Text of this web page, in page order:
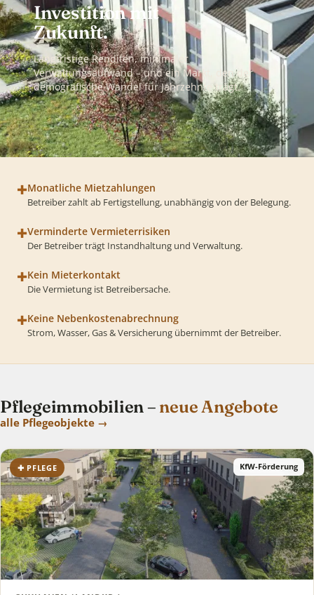
Investition mit
Zukunft.
Langfristige Renditen, minimaler
Verwaltungsaufwand – und ein Markt, den der
demografische Wandel für Jahrzehnte trägt.
✚Monatliche Mietzahlungen
Betreiber zahlt ab Fertigstellung, unabhängig von der Belegung.
✚Verminderte Vermieterrisiken
Der Betreiber trägt Instandhaltung und Verwaltung.
✚Kein Mieterkontakt
Die Vermietung ist Betreibersache.
✚Keine Nebenkostenabrechnung
Strom, Wasser, Gas & Versicherung übernimmt der Betreiber.
Pflegeimmobilien – neue Angebote
alle Pflegeobjekte →
✚ PFLEGE KfW-Förderung